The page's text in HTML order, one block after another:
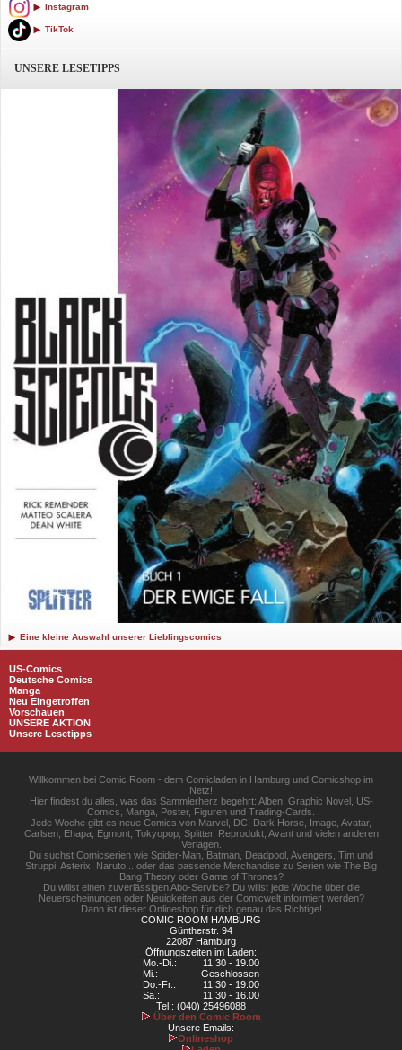
Instagram
TikTok
UNSERE LESETIPPS
Eine kleine Auswahl unserer Lieblingscomics
US-Comics
Deutsche Comics
Manga
Neu Eingetroffen
Vorschauen
UNSERE AKTION
Unsere Lesetipps
Willkommen bei Comic Room - dem Comicladen in Hamburg und Comicshop im
Netz!
Hier findest du alles, was das Sammlerherz begehrt: Alben, Graphic Novel, US-
Comics, Manga, Poster, Figuren und Trading-Cards.
Jede Woche gibt es neue Comics von Marvel, DC, Dark Horse, Image, Avatar,
Carlsen, Ehapa, Egmont, Tokyopop, Splitter, Reprodukt, Avant und vielen anderen
Verlagen.
Du suchst Comicserien wie Spider-Man, Batman, Deadpool, Avengers, Tim und
Struppi, Asterix, Naruto... oder das passende Merchandise zu Serien wie The Big
Bang Theory oder Game of Thrones?
Du willst einen zuverlässigen Abo-Service? Du willst jede Woche über die
Neuerscheinungen oder Neuigkeiten aus der Comicwelt informiert werden?
Dann ist dieser Onlineshop für dich genau das Richtige!
COMIC ROOM HAMBURG
Güntherstr. 94
22087 Hamburg
Öffnungszeiten im Laden:
Mo.-Di.:
11.30 - 19.00
Mi.:
Geschlossen
Do.-Fr.:
11.30 - 19.00
Sa.:
11.30 - 16.00
Tel.: (040) 25496088
Über den Comic Room
Unsere Emails:
Onlineshop